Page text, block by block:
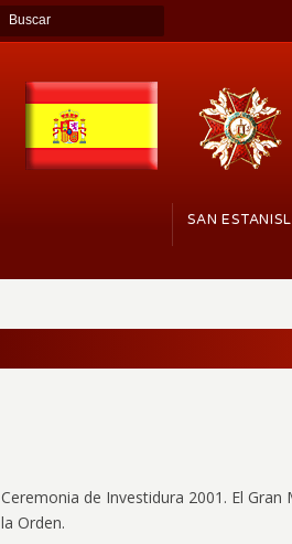
SAN
Ceremonia de Investidura 2001. El
la Orden.